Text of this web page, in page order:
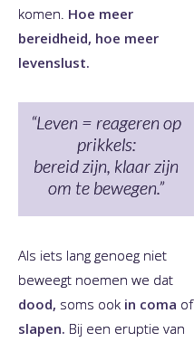
komen. Hoe meer
bereidheid, hoe meer
levenslust.
“Leven = reageren op
prikkels:
bereid zijn, klaar zijn
om te bewegen.”
Als iets lang genoeg niet
beweegt noemen we dat
dood, soms ook in coma of
slapen. Bij een eruptie van